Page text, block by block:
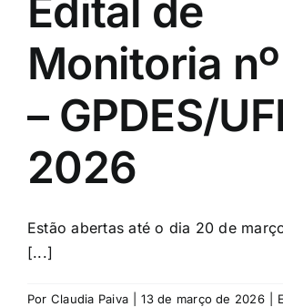
Edital de
Monitoria
– GPDES/
2026
Estão abertas até o dia 20 de
[...]
Por Claudia Paiva 13 de março de 2026